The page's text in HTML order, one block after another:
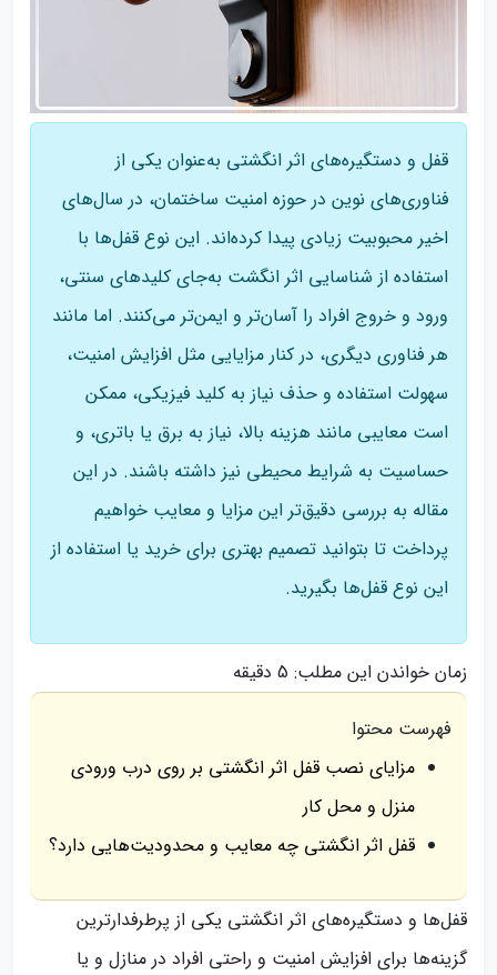
قفل و دستگیره‌های اثر انگشتی به‌عنوان یکی از
فناوری‌های نوین در حوزه امنیت ساختمان، در سال‌های
اخیر محبوبیت زیادی پیدا کرده‌اند. این نوع قفل‌ها با
استفاده از شناسایی اثر انگشت به‌جای کلیدهای سنتی،
ورود و خروج افراد را آسان‌تر و ایمن‌تر می‌کنند. اما مانند
هر فناوری دیگری، در کنار مزایایی مثل افزایش امنیت،
سهولت استفاده و حذف نیاز به کلید فیزیکی، ممکن
است معایبی مانند هزینه بالا، نیاز به برق یا باتری، و
حساسیت به شرایط محیطی نیز داشته باشند. در این
مقاله به بررسی دقیق‌تر این مزایا و معایب خواهیم
پرداخت تا بتوانید تصمیم بهتری برای خرید یا استفاده از
این نوع قفل‌ها بگیرید.
زمان خواندن این مطلب: 5 دقیقه
فهرست محتوا
مزایای نصب قفل اثر انگشتی بر روی درب ورودی
منزل و محل کار
قفل اثر انگشتی چه معایب و محدودیت‌هایی دارد؟
قفل‌ها و دستگیره‌های اثر انگشتی یکی از پرطرفدارترین
گزینه‌ها برای افزایش امنیت و راحتی افراد در منازل و یا